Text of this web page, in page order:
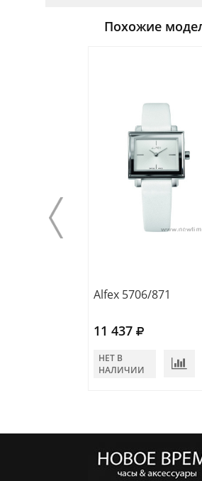
Похожие
Alfex 5706/871
11 437
НЕТ В
НАЛИЧИИ